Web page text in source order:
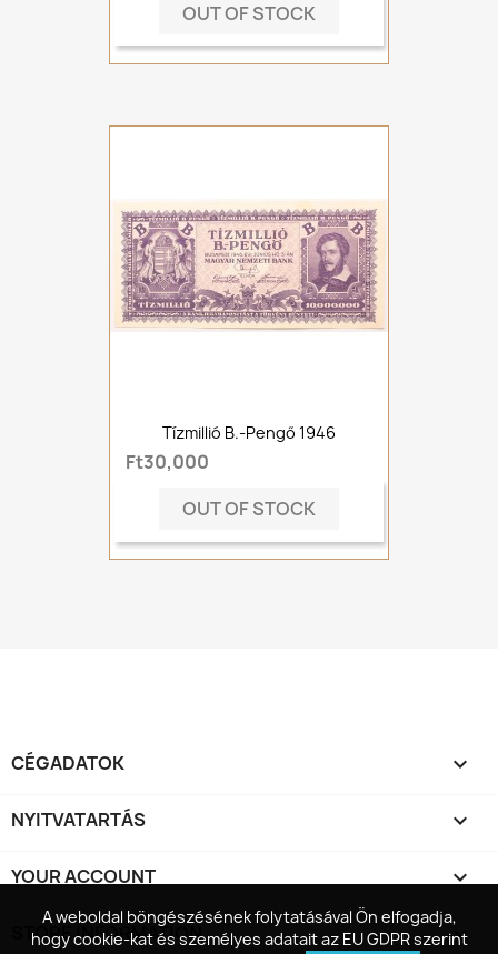
A weboldal böngészésének folytatásával Ön elfogadja,
hogy cookie-kat és személyes adatait az EU GDPR szerint
OUT OF STOCK
Tízmillió B.-Pengő 1946
Ft30,000
OUT OF STOCK
CÉGADATOK 
NYITVATARTÁS 
YOUR ACCOUNT 
STORE INFORMATION keyboard_arrow_down
A weboldal böngészésének folytatásával Ön elfogadja,
hogy cookie-kat és személyes adatait az EU GDPR szerint